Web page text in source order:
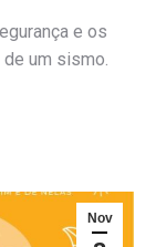
e os
um sismo.
Nov